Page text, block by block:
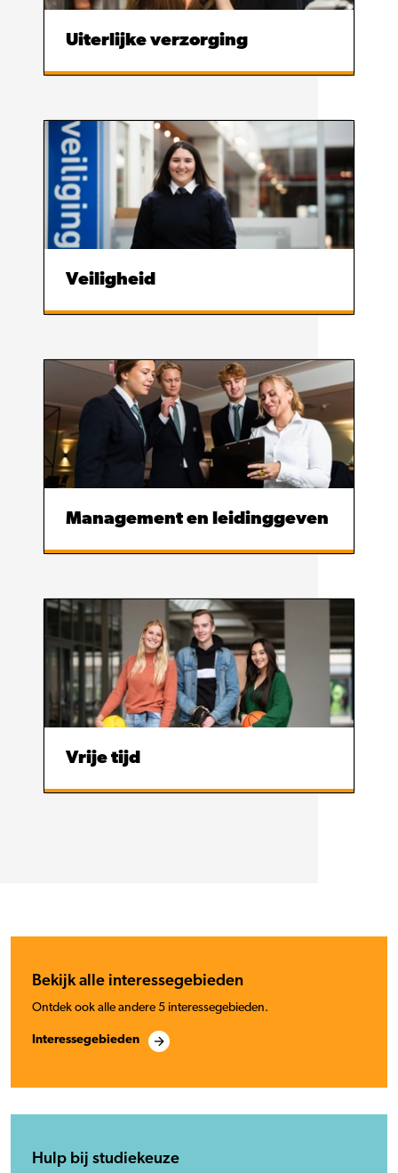
Uiterlijke verzorging
Veiligheid
Management en leidinggeven
Vrije tijd
Bekijk alle interessegebieden
Ontdek ook alle andere 5 interessegebieden.
Interessegebieden
Hulp bij studiekeuze